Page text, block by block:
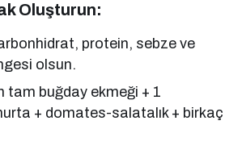
Oluşturun:
protein, sebze ve
olsun.
tam buğday ekmeği + 1
+ domates-salatalık + birkaç